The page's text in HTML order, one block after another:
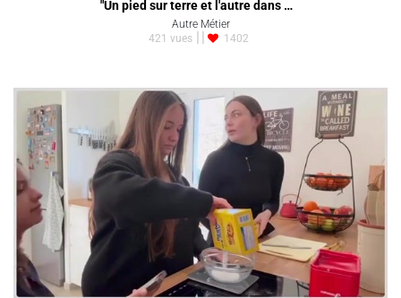
"Un pied sur terre et l'autre dans …
Autre Métier
421 vues
1402